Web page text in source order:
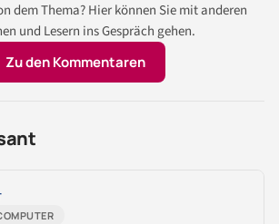
dem Thema? Hier können Sie mit anderen
und Lesern ins Gespräch gehen.
Zu den Kommentaren